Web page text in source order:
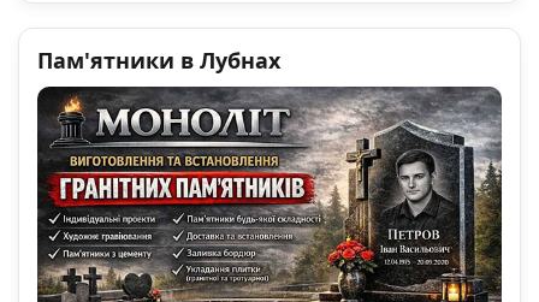
Пам'ятники в Лубнах